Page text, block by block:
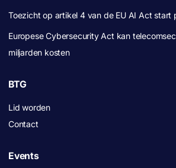
Toezicht op artikel 4 van de EU AI Act start
Europese Cybersecurity Act kan
miljarden kosten
BTG
Lid worden
Contact
Events